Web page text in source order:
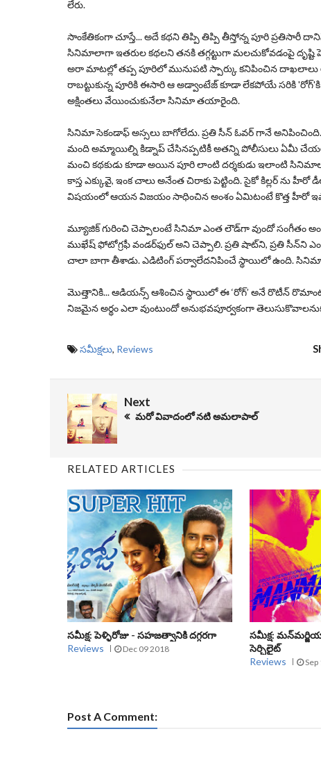
లేరు.
సాంకేతికంగా చూస్తే... అదే కథని తిప్పి తిప్పి తీస్తోన్న పూరి ప్రతిసారీ
సినిమాలాగా ఇతరుల కథలని తనకి తగ్గట్టుగా మలచుకోవడంపై దృష్టి
అరా మాటల్లో తప్ప పూరిలో మునుపటి స్పార్కు కనిపించిన
రాబట్టుకున్న పూరికి ఈసారి ఆ అడ్వాంటేజ్‌ కూడా లేకపోయే సరికి 'రోగ్‌
అక్షింతలు వేయించుకునేలా సినిమా తయారైంది.
సినిమా సెకండాఫ్ అస్సలు బాగోలేదు. ప్రతి సీన్ ఓవర్ గానే
మంది అమ్మాయిల్ని కిడ్నాప్ చేసినప్పటికీ అతన్ని పోలీసులు ఏమీ
మంచి కథకుడు కూడా అయిన పూరి లాంటి దర్శకుడు ఇలాంటి
కాస్త ఎక్కువై, ఇంక చాలు అనేంత చిరాకు పెట్టింది. సైకో కిల్లర్
విషయంలో ఆయన విజయం సాధించిన అంశం ఏమిటంటే కొత్త హీరో
మ్యూజిక్‌ గురించి చెప్పాలంటే సినిమా ఎంత లౌడ్‌గా వుందో సంగీతం
ముఖేష్‌ ఫోటోగ్రఫీ వండర్‌ఫుల్‌ అని చెప్పాలి. ప్రతి షాట్‌ని, ప్రతి
చాలా బాగా తీశాడు. ఎడిటింగ్ పర్వాలేదనిపించే స్థాయిలో ఉంది. సినిమా
మొత్తానికి... ఆడియన్స్‌ ఆశించిన స్థాయిలో ఈ ‘రోగ్’ అనే రొటీన్
నిజమైన అర్థం ఎలా వుంటుందో అనుభవపూర్వకంగా
సమీక్షలు, Reviews
Next
మరో వివాదంలో నటి అమలాపాల్‌
RELATED ARTICLES
సమీక్ష: పెళ్ళిరోజు - సహజత్వానికి దగ్గరగా
Reviews
Dec 09 2018
సమీక్ష:
సెర్చిలైట్
Reviews
Sep
Post A Comment: